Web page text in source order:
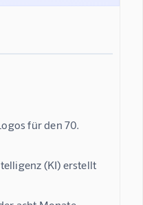
für den 70.
(KI) erstellt